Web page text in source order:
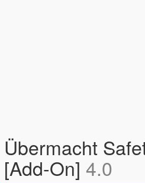
Übermacht
[Add-On] 4.0